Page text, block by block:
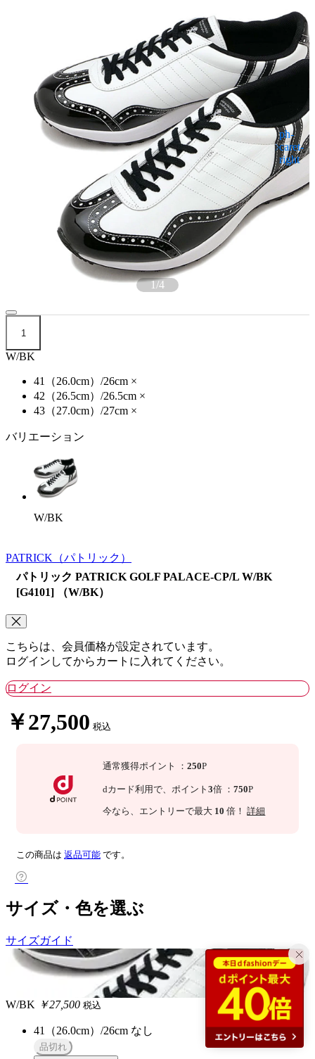
1/4
1
W/BK
41（26.0cm）/26cm ×
42（26.5cm）/26.5cm ×
43（27.0cm）/27cm ×
バリエーション
W/BK
PATRICK （パトリック）
パトリック PATRICK GOLF PALACE-CP/L W/BK
[G4101] （W/BK）
こちらは、会員価格が設定されています。
ログインしてからカートに入れてください。
ログイン
￥27,500 税込
通常獲得ポイント ：250P
dカード利用で、ポイント3倍 ：750P
今なら 、エントリーで最大 10 倍！詳細
この商品は 返品可能 です。
サイズ・色を選ぶ
サイズガイド
W/BK ￥27,500 税込
41（26.0cm）/26cm なし
品切れ